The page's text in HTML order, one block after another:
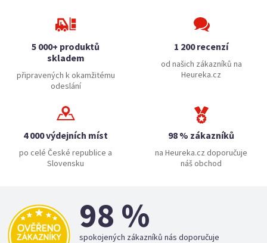
5 000+ produktů
skladem
připravených k okamžitému
odeslání
1 200 recenzí
od našich zákazníků na
Heureka.cz
4 000 výdejních míst
po celé České republice a
Slovensku
98 % zákazníků
na Heureka.cz doporučuje
náš obchod
98 %
spokojených zákazníků nás doporučuje